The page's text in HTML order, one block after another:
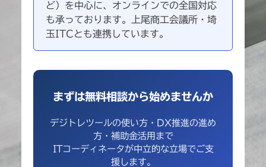
ど）を中心に、オンラインでの全国対応
も承っております。上尾商工会議所・埼
玉ITCとも連携しています。
まずは無料相談から始めませんか
デジトレツールの使い方・DX推進の進め
方・補助金活用まで
ITコーディネータが中立的な立場でご支
援します。